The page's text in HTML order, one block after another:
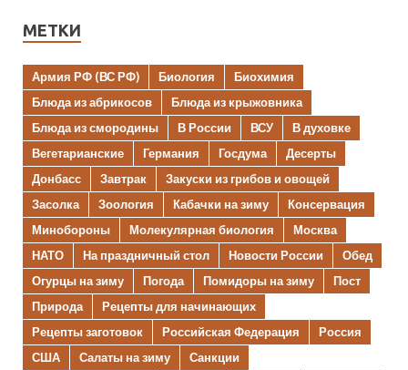
МЕТКИ
Армия РФ (ВС РФ) Биология
Биохимия
Блюда из абрикосов
Блюда из крыжовника
Блюда из смородины
В России ВСУ
В духовке
Вегетарианские
Германия Госдума
Десерты
Донбасс
Завтрак
Закуски из грибов и овощей
Засолка
Зоология Кабачки на зиму
Консервация
Минобороны
Молекулярная биология
Москва
НАТО
На праздничный стол Новости России
Обед
Огурцы на зиму
Погода Помидоры на зиму
Пост
Природа
Рецепты для начинающих
Рецепты заготовок
Российская Федерация
Россия
США
Салаты на зиму
Санкции